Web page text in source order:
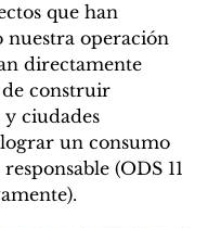
que han
operación
directamente
construir
ciudades
lograr un consumo
(ODS 11